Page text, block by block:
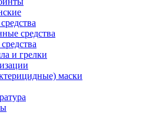
средства
и грелки
маски